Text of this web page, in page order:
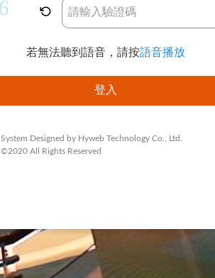
若無法聽到語音，請按語音播放
System Designed by Hyweb Technology Co., Ltd.
©2020 All Rights Reserved